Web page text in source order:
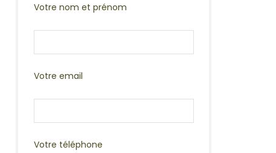
Votre nom et prénom
Votre email
Votre téléphone